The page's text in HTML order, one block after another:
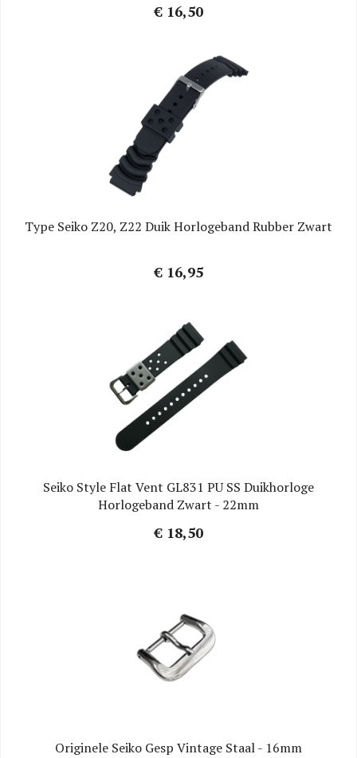
€ 16,50
Type Seiko Z20, Z22 Duik Horlogeband Rubber Zwart
€ 16,95
Seiko Style Flat Vent GL831 PU SS Duikhorloge
Horlogeband Zwart - 22mm
€ 18,50
Originele Seiko Gesp Vintage Staal - 16mm